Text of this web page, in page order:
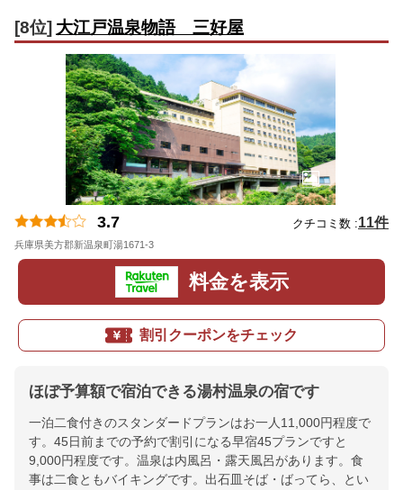
[8位] 大江戸温泉物語 三好屋
3.7 クチコミ数 :11件
兵庫県美方郡新温泉町湯1671-3
料金を表示
割引クーポンをチェック
ほぼ予算額で宿泊できる湯村温泉の宿です
一泊二食付きのスタンダードプランはお一人11,000円程度で
す。45日前までの予約で割引になる早宿45プランですと
9,000円程度です。温泉は内風呂・露天風呂があります。食
事は二食ともバイキングです。出石皿そば・ばってら、とい